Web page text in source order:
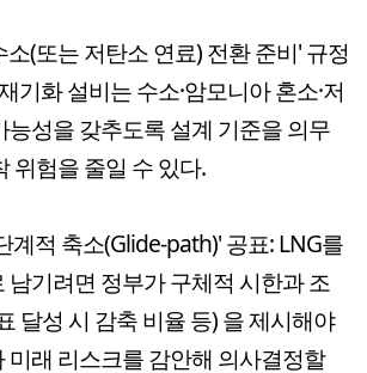
(또는 저탄소 연료) 전환 준비' 규정
기화 설비는 수소·암모니아 혼소·저
능성을 갖추도록 설계 기준을 의무
위험을 줄일 수 있다.
계적 축소(Glide-path)' 공표: LNG를
남기려면 정부가 구체적 시한과 조
달성 시 감축 비율 등) 을 제시해야
미래 리스크를 감안해 의사결정할